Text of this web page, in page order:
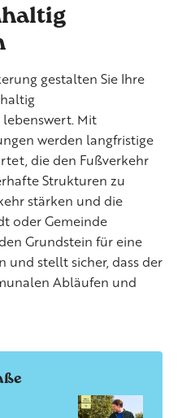
gestalten Sie Ihre
Mit
werden langfristige
die den Fußverkehr
Strukturen zu
stärken und die
oder Gemeinde
Grundstein für eine
und stellt sicher, dass der
Abläufen und